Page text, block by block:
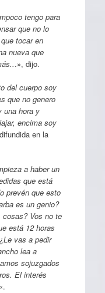
tengo para
que no lo
tocar en
nueva que
.», dijo.
del cuerpo soy
que no genero
una hora y
encima soy
en la
a haber un
que está
prevén que esto
es un genio?
Vos no te
está 12 horas
vas a pedir
lea a
sojuzgados
El interés